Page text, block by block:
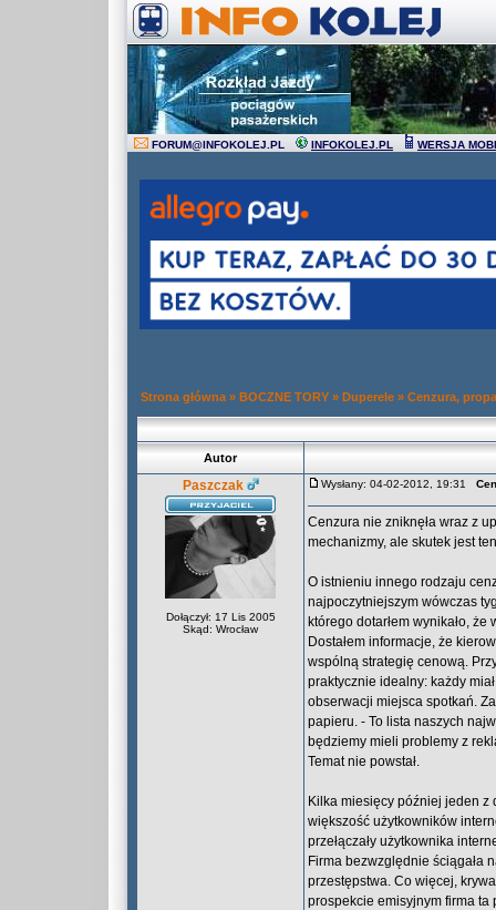
FORUM@INFOKOLEJ.PL INFOKOLEJ.PL WERSJA
Strona główna » BOCZNE TORY » Duperele » Cenzura,
Autor
Paszczak
Dołączył: 17 Lis 2005
Skąd: Wrocław
Wysłany: 04-02-2012, 19:31
Cenzura nie zniknęła wraz z
mechanizmy, ale skutek jest
O istnieniu innego rodzaju
najpoczytniejszym wówczas
którego dotarłem wynikało,
Dostałem informacje, że
wspólną strategię cenową.
praktycznie idealny: każdy
obserwacji miejsca spotkań.
papieru. - To lista naszych
będziemy mieli problemy z
Temat nie powstał.
Kilka miesięcy później jeden z
większość użytkowników
przełączały użytkownika
Firma bezwzględnie ściągała
przestępstwa. Co więcej,
prospekcie emisyjnym firma ta